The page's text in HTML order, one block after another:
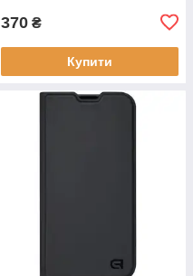
370 ₴
Купити